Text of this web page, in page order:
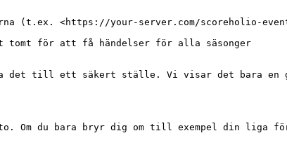
<https://your-server.com/scoreholio-
tomt för att få händelser för alla säsonger
det till ett säkert ställe. Vi visar det bara en
Om du bara bryr dig om till exempel din liga